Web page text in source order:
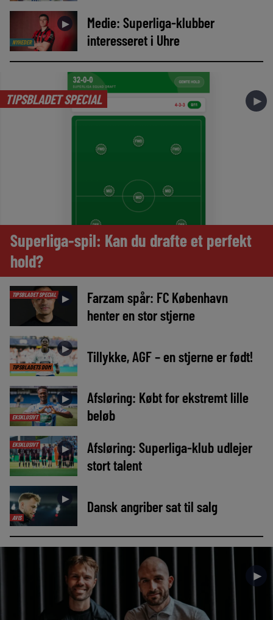
NYHEDER
►
Medie: Superliga-klubber
interesseret i Uhre
TIPSBLADET SPECIAL ►
Superliga-spil: Kan du drafte et perfekt
hold?
TIPSBLADET SPECIAL ►
Farzam spår: FC København
henter en stor stjerne
TIPSBLADETS DOM
► Tillykke, AGF – en stjerne er født!
EKSKLUSIVT
►
Afsløring: Købt for ekstremt lille
beløb
EKSKLUSIVT ►
Afsløring: Superliga-klub udlejer
stort talent
AVIS
► Dansk angriber sat til salg
►